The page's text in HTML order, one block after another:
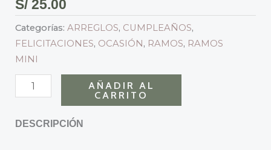
S/ 25.00
Categorías:ARREGLOS, CUMPLEAÑOS,
FELICITACIONES, OCASIÓN, RAMOS, RAMOS
MINI
AÑADIR AL
CARRITO
DESCRIPCIÓN